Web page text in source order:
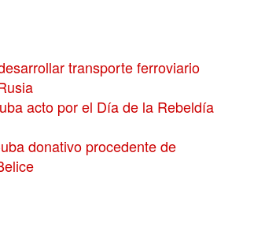
transporte ferroviario
acto por el Día de la Rebeldía
donativo procedente de